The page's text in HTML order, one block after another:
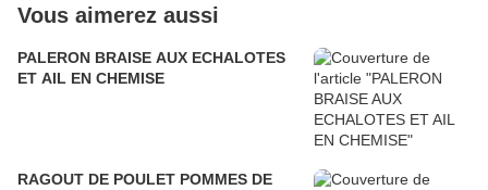
Vous aimerez aussi
PALERON BRAISE AUX ECHALOTES
ET AIL EN CHEMISE
RAGOUT DE POULET POMMES DE